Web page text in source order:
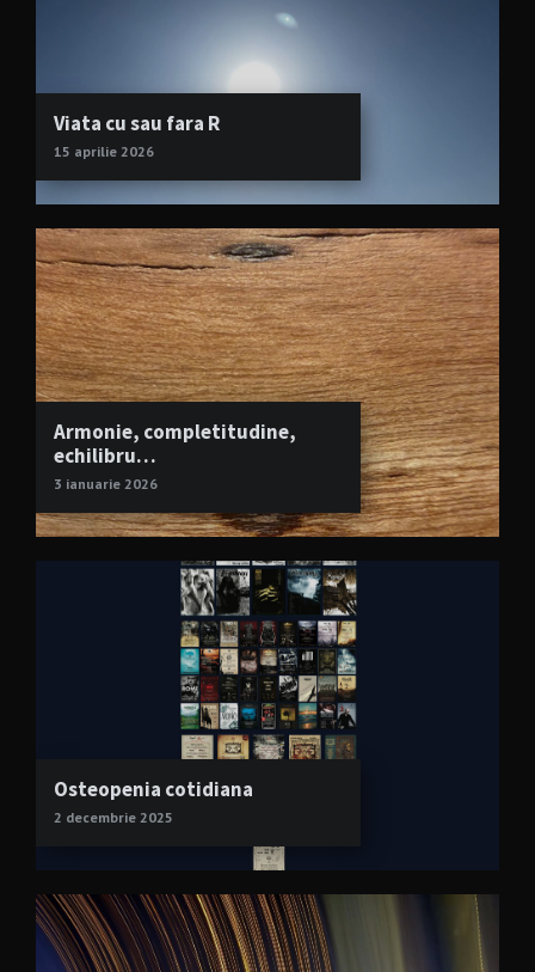
Viata cu sau fara R
15 aprilie 2026
Armonie, completitudine,
echilibru…
3 ianuarie 2026
Osteopenia cotidiana
2 decembrie 2025